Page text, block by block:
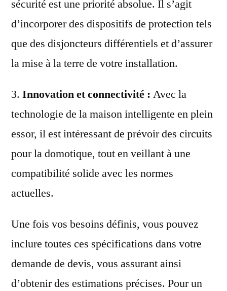
sécurité est une priorité absolue. Il s’agit
d’incorporer des dispositifs de protection tels
que des disjoncteurs différentiels et d’assurer
la mise à la terre de votre installation.
3. Innovation et connectivité : Avec la
technologie de la maison intelligente en plein
essor, il est intéressant de prévoir des circuits
pour la domotique, tout en veillant à une
compatibilité solide avec les normes
actuelles.
Une fois vos besoins définis, vous pouvez
inclure toutes ces spécifications dans votre
demande de devis, vous assurant ainsi
d’obtenir des estimations précises. Pour un